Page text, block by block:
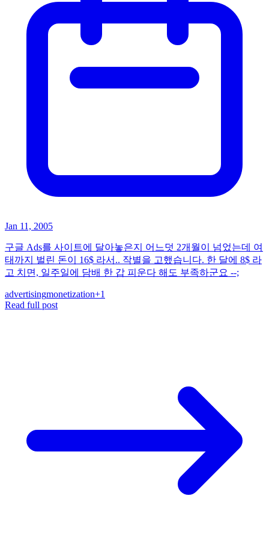
Jan 11, 2005
구글 Ads를 사이트에 달아놓은지 어느덧 2개월이 넘었는데 여
태까지 벌린 돈이 16$ 라서.. 작별을 고했습니다. 한 달에 8$ 라
고 치면, 일주일에 담배 한 갑 피운다 해도 부족하군요 --;
advertisingmonetization+1
Read full post